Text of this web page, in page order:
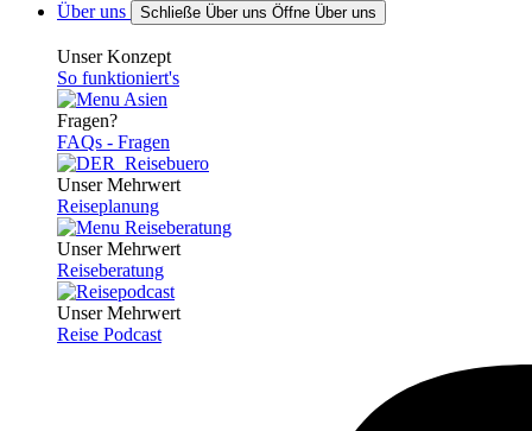
Über uns
Schließe Über uns Öffne Über uns
Unser Konzept
So funktioniert's
Fragen?
FAQs - Fragen
Unser Mehrwert
Reiseplanung
Unser Mehrwert
Reiseberatung
Unser Mehrwert
Reise Podcast